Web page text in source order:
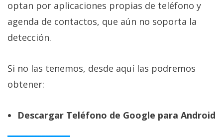
optan por aplicaciones propias de teléfono y
agenda de contactos, que aún no soporta la
detección.
Si no las tenemos, desde aquí las podremos
obtener:
Descargar Teléfono de Google para Android